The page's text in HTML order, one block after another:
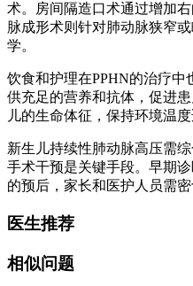
术。房间隔造口术通过增加
脉成形术则针对肺动脉狭窄
学。
饮食和护理在PPHN的治疗
供充足的营养和抗体，促进
儿的生命体征，保持环境温
新生儿持续性肺动脉高压需
手术干预是关键手段。早期
的预后，家长和医护人员需
医生推荐
相似问题